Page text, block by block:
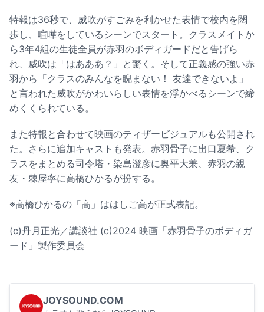
特報は36秒で、威吹がすごみを利かせた表情で校内を闊
歩し、喧嘩をしているシーンでスタート。クラスメイトか
ら3年4組の生徒全員が赤羽のボディガードだと告げら
れ、威吹は「はあああ？」と驚く。そして正義感の強い赤
羽から「クラスのみんなを睨まない！ 友達できないよ」
と言われた威吹がかわいらしい表情を浮かべるシーンで締
めくくられている。
また特報と合わせて映画のティザービジュアルも公開され
た。さらに追加キャストも発表。赤羽骨子に出口夏希、ク
ラスをまとめる司令塔・染島澄彦に奥平大兼、赤羽の親
友・棘屋寧に高橋ひかるが扮する。
※高橋ひかるの「高」ははしご高が正式表記。
(c)丹月正光／講談社 (c)2024 映画「赤羽骨子のボディガ
ード」製作委員会
JOYSOUND.COM